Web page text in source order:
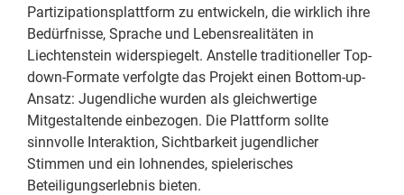
Partizipationsplattform zu entwickeln, die wirklich ihre
Bedürfnisse, Sprache und Lebensrealitäten in
Liechtenstein widerspiegelt. Anstelle traditioneller Top-
down-Formate verfolgte das Projekt einen Bottom-up-
Ansatz: Jugendliche wurden als gleichwertige
Mitgestaltende einbezogen. Die Plattform sollte
sinnvolle Interaktion, Sichtbarkeit jugendlicher
Stimmen und ein lohnendes, spielerisches
Beteiligungserlebnis bieten.